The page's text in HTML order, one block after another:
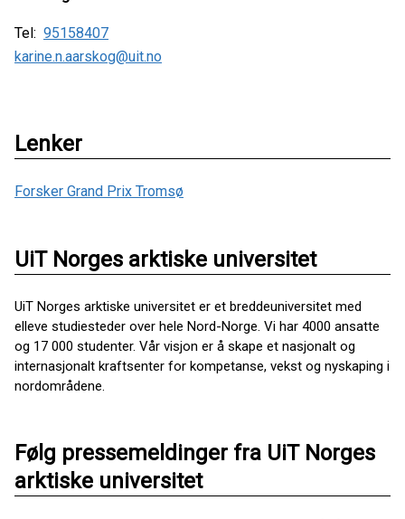
Tel: 95158407
karine.n.aarskog@uit.no
Lenker
Forsker Grand Prix Tromsø
UiT Norges arktiske universitet
UiT Norges arktiske universitet er et breddeuniversitet med
elleve studiesteder over hele Nord-Norge. Vi har 4000 ansatte
og 17 000 studenter. Vår visjon er å skape et nasjonalt og
internasjonalt kraftsenter for kompetanse, vekst og nyskaping i
nordområdene.
Følg pressemeldinger fra UiT Norges
arktiske universitet